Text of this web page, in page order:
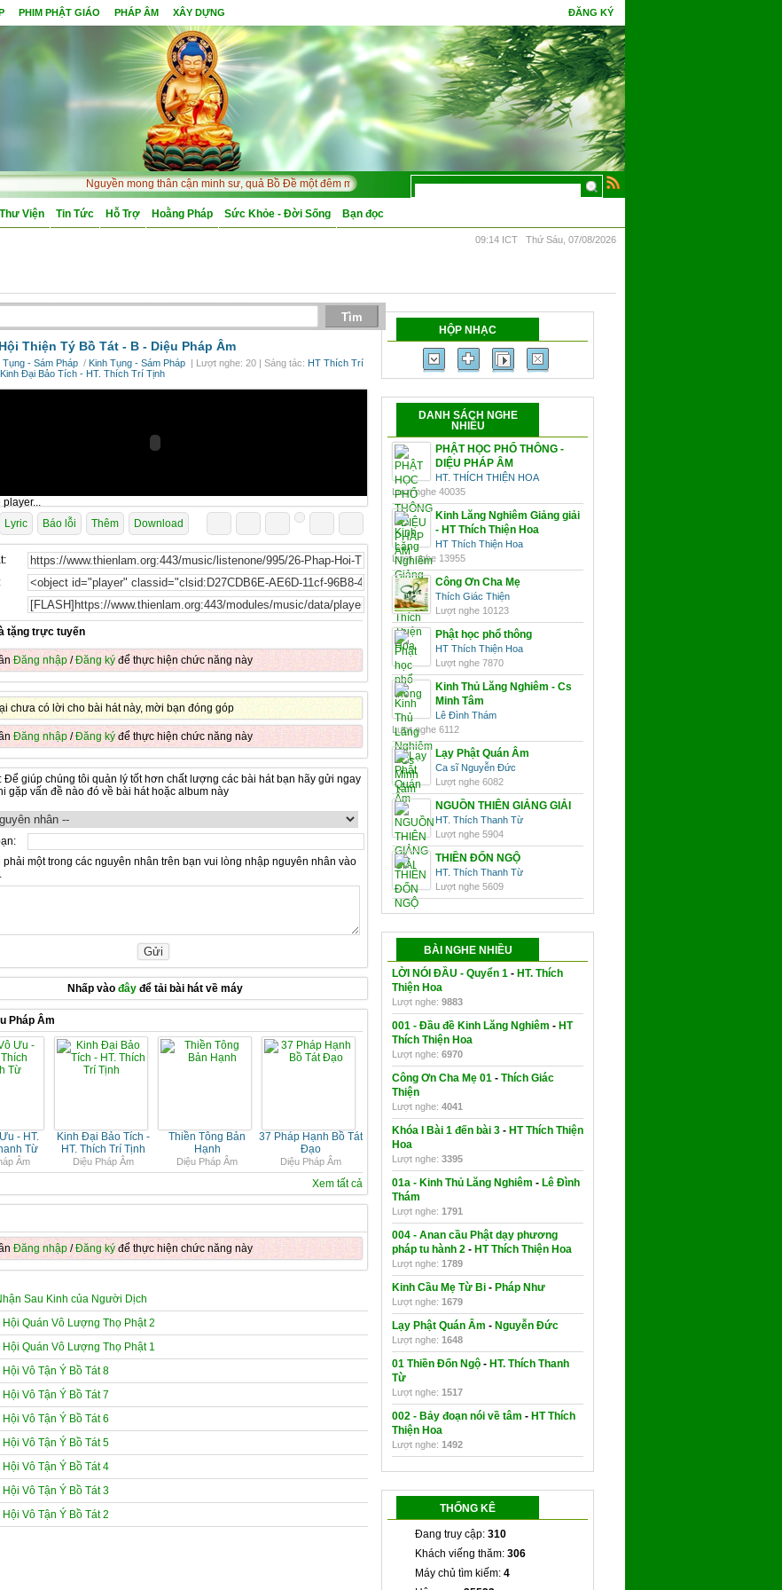
PHIM PHẬT GIÁO PHÁP ÂM XÂY DỰNG ĐĂNG KÝ
Nguyền mong thân cận minh sư, quả Bồ Đề một đêm mà chín. Phúc gặp tình cờ tri thức, hoa Ưu Đàm mấy kiếp đâm bông.
Thư Viện Tin Tức Hỗ Trợ Hoằng Pháp Sức Khỏe - Đời Sống Bạn đọc
09:14 ICT Thứ Sáu, 07/08/2026
Thiện Tý Bồ Tát - B - Diệu Pháp Âm
Tụng - Sám Pháp / Kinh Tụng - Sám Pháp | Lượt nghe: 20 | Sáng tác: HT Thích Trí
Kinh Đại Bảo Tích - HT. Thích Trí Tịnh
player...
Lyric Báo lỗi Thêm Download
tặng trực tuyến
Đăng nhập /Đăng ký để thực hiện chức năng này
chưa có lời cho bài hát này, mời bạn đóng góp
Đăng nhập /Đăng ký để thực hiện chức năng này
: Để giúp chúng tôi quản lý tốt hơn chất lượng các bài hát bạn hãy gửi ngay
gặp vấn đề nào đó về bài hát hoặc album này
phải một trong các nguyên nhân trên bạn vui lòng nhập nguyên nhân vào
Nhấp vào đây để tải bài hát về máy
Pháp Âm
- HT.
Từ
Âm
Kinh Đại Bảo Tích -
HT. Thích Trí Tịnh
Diệu Pháp Âm
Thiền Tông Bản
Hạnh
Diệu Pháp Âm
37 Pháp Hạnh Bồ Tát
Đạo
Diệu Pháp Âm
Xem tất cả
Đăng nhập /Đăng ký để thực hiện chức năng này
Sau Kinh của Người Dịch
Hội Quán Vô Lượng Thọ Phật 2
Hội Quán Vô Lượng Thọ Phật 1
Vô Tận Ý Bồ Tát 8
Vô Tận Ý Bồ Tát 7
Vô Tận Ý Bồ Tát 6
Vô Tận Ý Bồ Tát 5
Vô Tận Ý Bồ Tát 4
Vô Tận Ý Bồ Tát 3
Vô Tận Ý Bồ Tát 2
HỘP NHẠC
DANH SÁCH NGHE
NHIỀU
PHẬT HỌC PHỔ THÔNG -
DIỆU PHÁP ÂM
HT. THÍCH THIỆN HOA
Lượt nghe 40035
Kinh Lăng Nghiêm Giảng giải
- HT Thích Thiện Hoa
HT Thích Thiện Hoa
Lượt nghe 13955
Công Ơn Cha Mẹ
Thích Giác Thiện
Lượt nghe 10123
Phật học phổ thông
HT Thích Thiện Hoa
Lượt nghe 7870
Kinh Thủ Lăng Nghiêm - Cs
Minh Tâm
Lê Đình Thám
Lượt nghe 6112
Lạy Phật Quán Âm
Ca sĩ Nguyễn Đức
Lượt nghe 6082
NGUỒN THIÊN GIẢNG GIẢI
HT. Thích Thanh Từ
Lượt nghe 5904
THIỀN ĐỐN NGỘ
HT. Thích Thanh Từ
Lượt nghe 5609
BÀI NGHE NHIỀU
LỜI NÓI ĐẦU - Quyển 1 - HT. Thích
Thiện Hoa
Lượt nghe: 9883
001 - Đầu đề Kinh Lăng Nghiêm - HT
Thích Thiện Hoa
Lượt nghe: 6970
Công Ơn Cha Mẹ 01 - Thích Giác
Thiện
Lượt nghe: 4041
Khóa I Bài 1 đến bài 3 - HT Thích Thiện
Hoa
Lượt nghe: 3395
01a - Kinh Thủ Lăng Nghiêm - Lê Đình
Thám
Lượt nghe: 1791
004 - Anan cầu Phật dạy phương
pháp tu hành 2 - HT Thích Thiện Hoa
Lượt nghe: 1789
Kinh Cầu Mẹ Từ Bi - Pháp Như
Lượt nghe: 1679
Lạy Phật Quán Âm - Nguyễn Đức
Lượt nghe: 1648
01 Thiền Đốn Ngộ - HT. Thích Thanh
Từ
Lượt nghe: 1517
002 - Bảy đoạn nói về tâm - HT Thích
Thiện Hoa
Lượt nghe: 1492
THỐNG KÊ
Đang truy cập: 310
Khách viếng thăm: 306
Máy chủ tìm kiếm: 4